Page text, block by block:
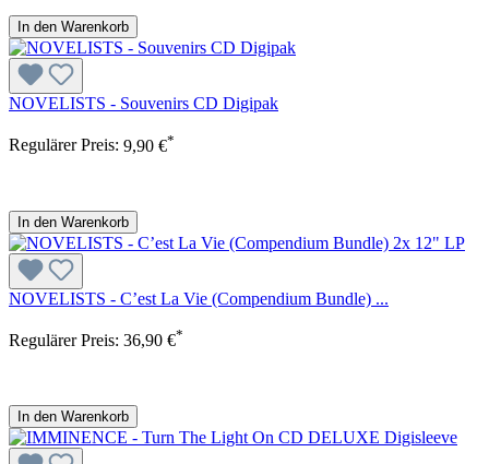
In den Warenkorb
NOVELISTS - Souvenirs CD Digipak
Regulärer Preis: 9,90 €*
In den Warenkorb
NOVELISTS - C’est La Vie (Compendium Bundle) ...
Regulärer Preis: 36,90 €*
In den Warenkorb